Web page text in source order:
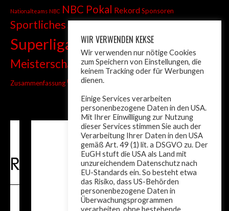
Nationalteams NBC NBC Pokal RekordSponsoren
SportlichesSprint
Superliga TandemTiroler Liga
Meisterschaft Trainer Turnier Weltcup wm
Zusammenfassung ÖM Österreich
WIR VERWENDEN KEKSE
Wir verwenden nur nötige Cookies
zum Speichern von Einstellungen, die
keinem Tracking oder für Werbungen
dienen.
Einige Services verarbeiten
personenbezogene Daten in den USA.
Mit Ihrer Einwilligung zur Nutzung
dieser Services stimmen Sie auch der
Verarbeitung Ihrer Daten in den USA
gemäß Art. 49 (1) lit. a DSGVO zu. Der
EuGH stuft die USA als Land mit
unzureichendem Datenschutz nach
EU-Standards ein. So besteht etwa
das Risiko, dass US-Behörden
personenbezogene Daten in
Überwachungsprogrammen
verarbeiten, ohne bestehende